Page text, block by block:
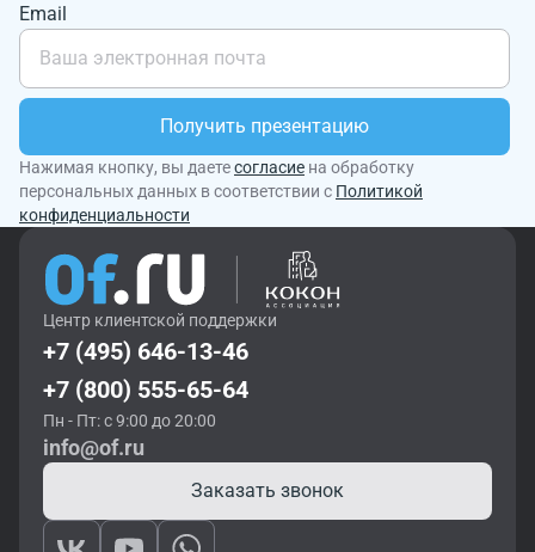
Email
Получить презентацию
Нажимая кнопку, вы даетесогласие на обработку
персональных данных в соответствии с Политикой
конфиденциальности
Центр клиентской поддержки
+7 (495) 646-13-46
+7 (800) 555-65-64
Пн - Пт: с 9:00 до 20:00
info@of.ru
Заказать звонок